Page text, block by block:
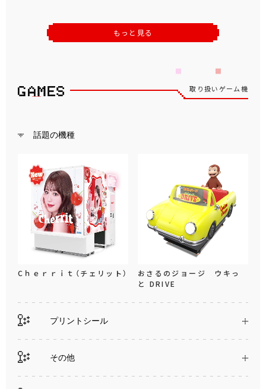
もっと見る
取り扱いゲーム機
話題の機種
Cｈｅｒｒｉｔ（チェリット）
おさるのジョージ ウキっ
と DRIVE
プリントシール
その他